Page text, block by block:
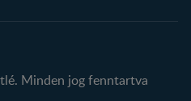
Minden jog fenntartva